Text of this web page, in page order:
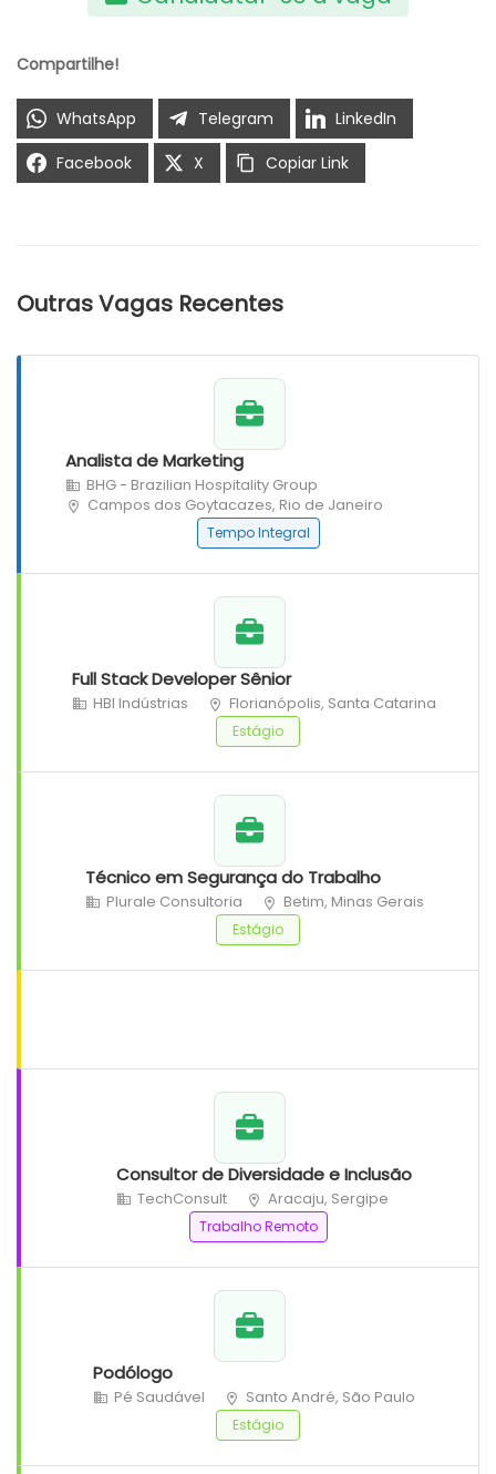
Compartilhe!
WhatsApp Telegram
LinkedIn
Facebook
X Copiar Link
Outras Vagas Recentes
Analista de Marketing
BHG - Brazilian Hospitality Group
Campos dos Goytacazes, Rio de Janeiro
Tempo Integral
Full Stack Developer Sênior
HBI Indústrias Florianópolis, Santa Catarina
Estágio
Técnico em Segurança do Trabalho
Plurale Consultoria Betim, Minas Gerais
Estágio
Consultor de Diversidade e Inclusão
TechConsult Aracaju, Sergipe
Trabalho Remoto
Podólogo
Pé Saudável Santo André, São Paulo
Estágio